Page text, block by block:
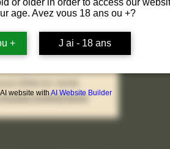
or older in order to access our
age. Avez vous 18 ans ou +?
+ J ai - 18 ans
website with AI Website Builder
  |
Labastide-Saint-Pierre
événements